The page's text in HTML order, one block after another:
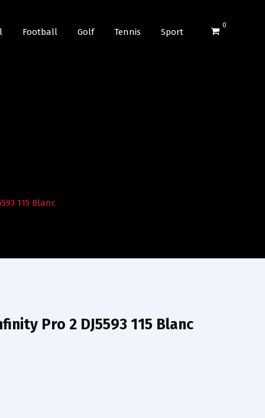
0
Football Golf Tennis Sport
115 Blanc
Pro 2 DJ5593 115 Blanc